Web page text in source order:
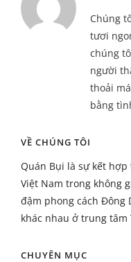
Chúng
tươi
chúng
người
thoải
bằng
VỀ CHÚNG TÔI
Quán Bụi là sự kết
Việt Nam trong không
đậm phong cách Đông
khác nhau ở trung tâm
CHUYÊN MỤC